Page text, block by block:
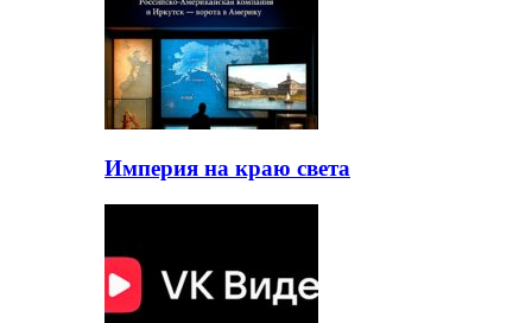
Империя на краю света